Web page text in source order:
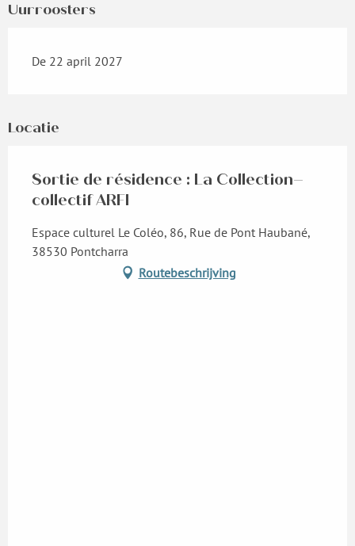
Uurroosters
De 22 april 2027
Locatie
Sortie de résidence : La Collection–
collectif ARFI
Espace culturel Le Coléo, 86, Rue de Pont Haubané,
38530 Pontcharra
Routebeschrijving